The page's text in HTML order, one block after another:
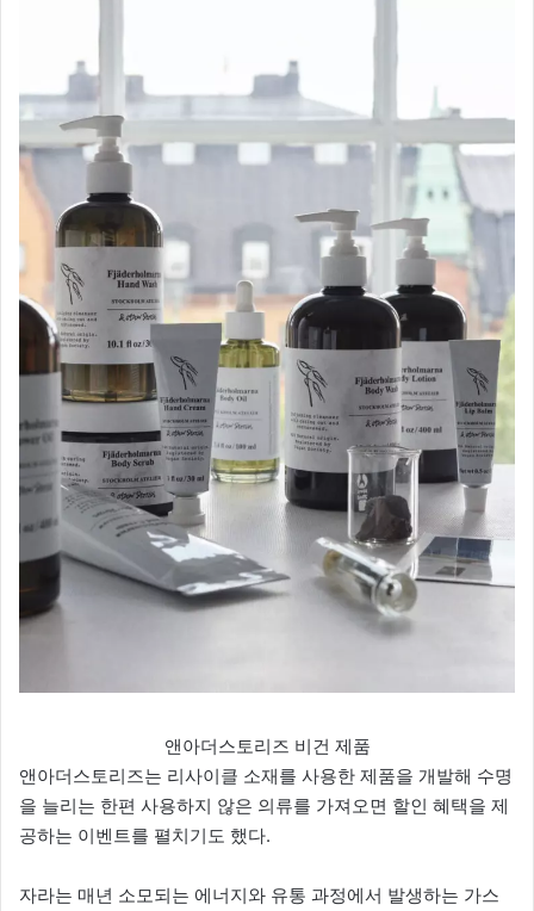
앤아더스토리즈 비건 제품
앤아더스토리즈는 리사이클 소재를 사용한 제품을 개발해 수명
을 늘리는 한편 사용하지 않은 의류를 가져오면 할인 혜택을 제
공하는 이벤트를 펼치기도 했다.
자라는 매년 소모되는 에너지와 유통 과정에서 발생하는 가스